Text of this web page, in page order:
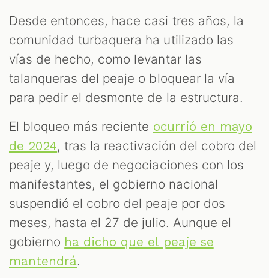
Desde entonces, hace casi tres años, la
comunidad turbaquera ha utilizado las
vías de hecho, como levantar las
talanqueras del peaje o bloquear la vía
para pedir el desmonte de la estructura.
El bloqueo más reciente ocurrió en mayo
de 2024, tras la reactivación del cobro del
peaje y, luego de negociaciones con los
manifestantes, el gobierno nacional
suspendió el cobro del peaje por dos
meses, hasta el 27 de julio. Aunque el
gobierno ha dicho que el peaje se
mantendrá.